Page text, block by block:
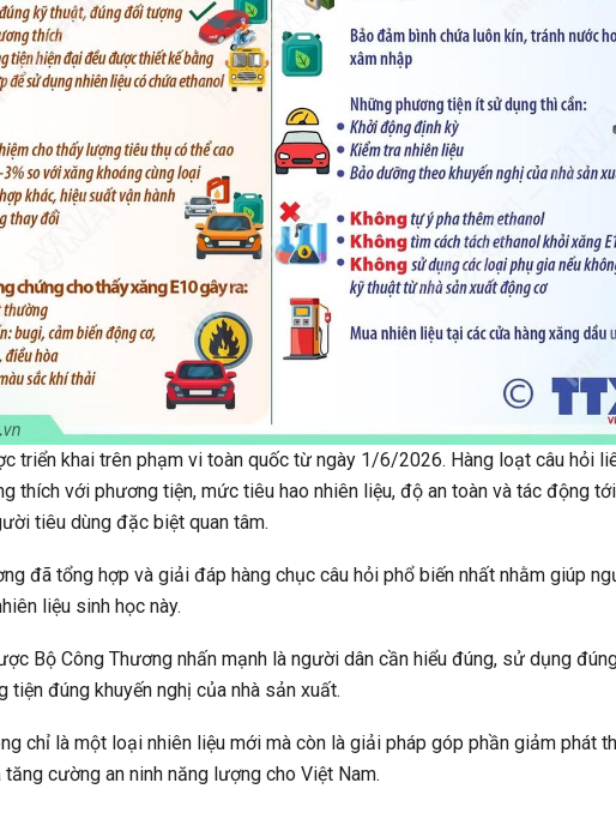
triển khai trên phạm vi toàn quốc từ ngày 1/6/2026. Hàng loạt câu hỏi
thích với phương tiện, mức tiêu hao nhiên liệu, độ an toàn và tác động
tiêu dùng đặc biệt quan tâm.
đã tổng hợp và giải đáp hàng chục câu hỏi phổ biến nhất nhằm giúp
liệu sinh học này.
Bộ Công Thương nhấn mạnh là người dân cần hiểu đúng, sử dụng
tiện đúng khuyến nghị của nhà sản xuất.
chỉ là một loại nhiên liệu mới mà còn là giải pháp góp phần giảm phát
cường an ninh năng lượng cho Việt Nam.